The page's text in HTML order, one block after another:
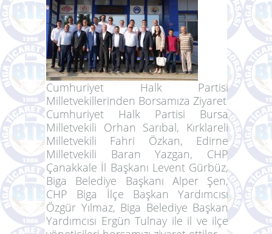
Cumhuriyet Halk Partisi
Milletvekillerinden Borsamıza Ziyaret
Cumhuriyet Halk Partisi Bursa
Milletvekili Orhan Sarıbal, Kırklareli
Milletvekili Fahri Özkan, Edirne
Milletvekili Baran Yazgan, CHP
Çanakkale İl Başkanı Levent Gürbüz,
Biga Belediye Başkanı Alper Şen,
CHP Biga İlçe Başkan Yardımcısı
Özgür Yılmaz, Biga Belediye Başkan
Yardımcısı Ergün Tulnay ile il ve ilçe